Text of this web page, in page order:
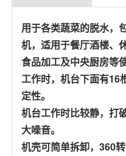
用于各类蔬菜的脱水，
机，适用于餐厅酒楼、
食品加工及中央厨房等
工作时，机台下面有16
定性。
机台工作时比较静，打
大噪音。
机壳可简单拆卸，360